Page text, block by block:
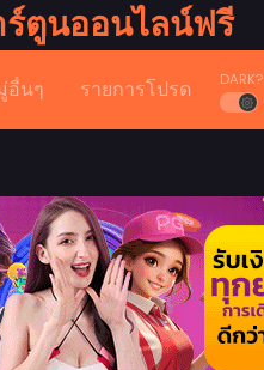
ร์ตูนออนไลน์ฟรี
อื่นๆ รายการโปรด DARK?